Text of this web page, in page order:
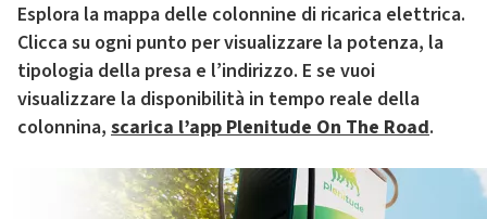
Esplora la mappa delle colonnine di ricarica elettrica.
Clicca su ogni punto per visualizzare la potenza, la
tipologia della presa e l’indirizzo. E se vuoi
visualizzare la disponibilità in tempo reale della
colonnina, scarica l’app Plenitude On The Road.